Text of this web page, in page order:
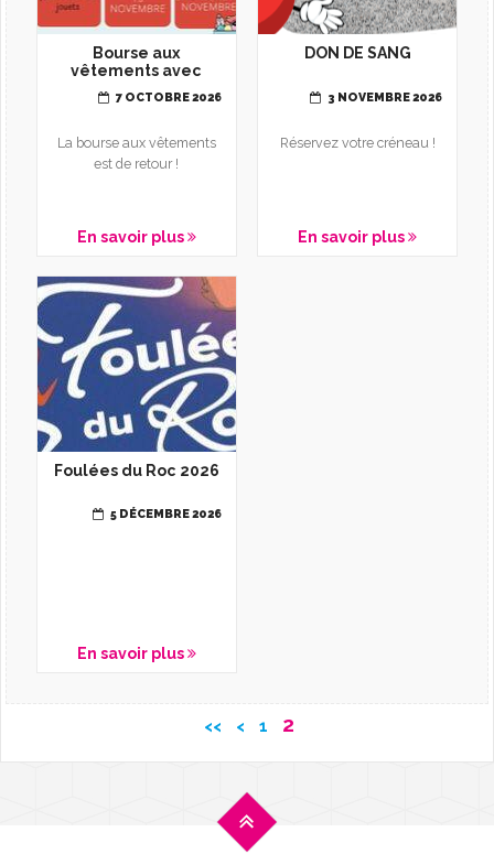
Bourse aux
vêtements avec
L'Oasis Automne-
hiver
7 OCTOBRE 2026
La bourse aux vêtements
est de retour !
En savoir plus
DON DE SANG
3 NOVEMBRE 2026
Réservez votre créneau !
En savoir plus
Foulées du Roc 2026
5 DÉCEMBRE 2026
En savoir plus
<< < 1 2